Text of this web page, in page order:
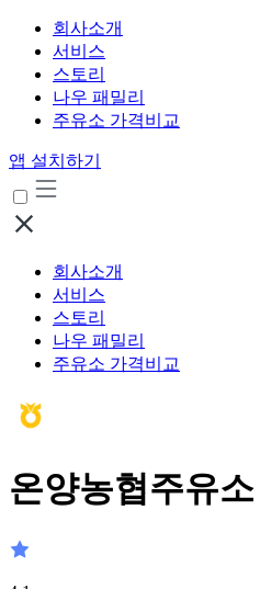
회사소개
서비스
스토리
나우 패밀리
주유소 가격비교
앱 설치하기
회사소개
서비스
스토리
나우 패밀리
주유소 가격비교
온양농협주유소